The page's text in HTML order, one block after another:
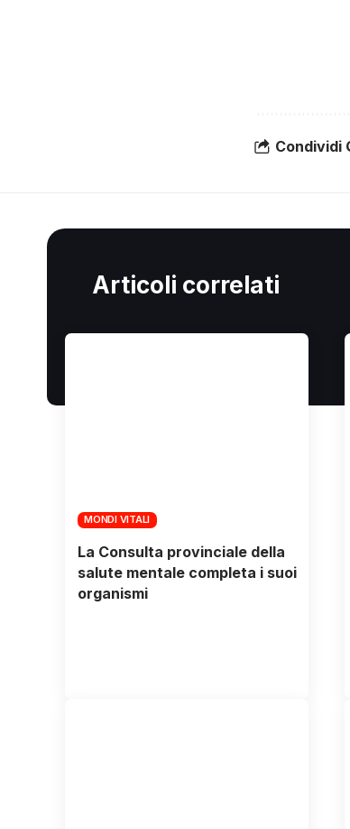
Condividi
Articoli correlati
MONDI VITALI
La Consulta provinciale della
salute mentale completa i suoi
organismi